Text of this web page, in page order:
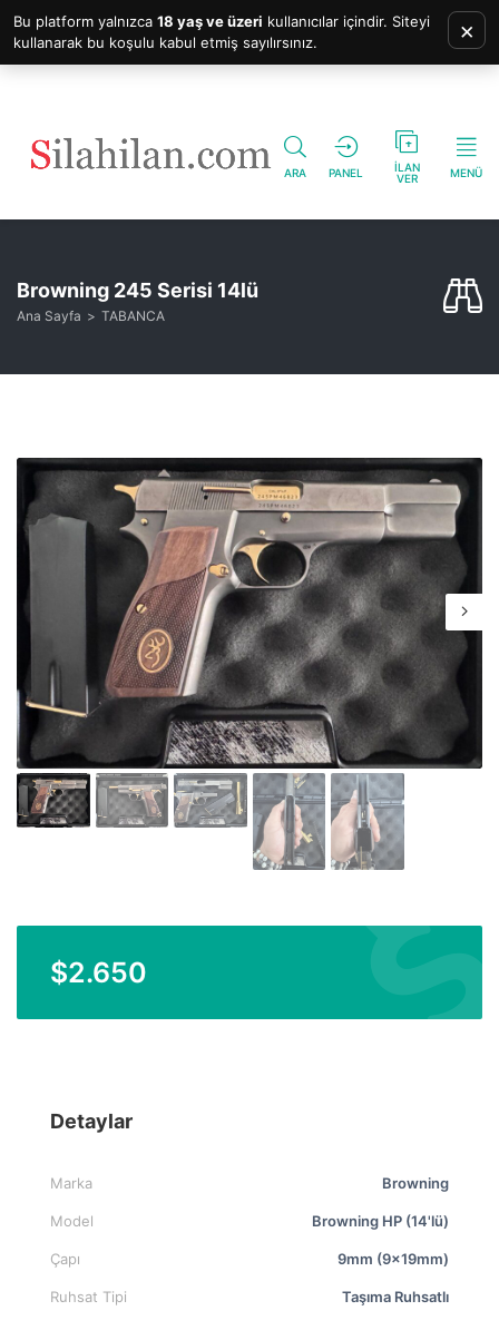
ARA PANEL
İLAN
VER
MENÜ
Browning 245 Serisi 14lü
Ana Sayfa TABANCA
$2.650
Detaylar
Marka Browning
Model Browning HP (14'lü)
Çapı 9mm (9x19mm)
Ruhsat Tipi Taşıma Ruhsatlı
Bu platform yalnızca 18 yaş ve üzeri kullanıcılar içindir. Siteyi
kullanarak bu koşulu kabul etmiş sayılırsınız.
×